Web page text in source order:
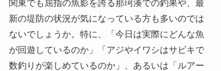
関東でも屈指の魚影を誇る那珂湊での釣果や、最
新の堤防の状況が気になっている方も多いのでは
ないでしょうか。特に、「今日は実際にどんな魚
が回遊しているのか」「アジやイワシはサビキで
数釣りが楽しめているのか」、あるいは「ルアー